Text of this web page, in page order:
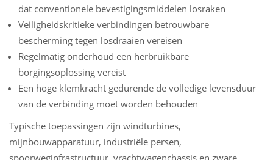
dat conventionele bevestigingsmiddelen losraken
Veiligheidskritieke verbindingen betrouwbare
bescherming tegen losdraaien vereisen
Regelmatig onderhoud een herbruikbare
borgingsoplossing vereist
Een hoge klemkracht gedurende de volledige levensduur
van de verbinding moet worden behouden
Typische toepassingen zijn windturbines,
mijnbouwapparatuur, industriële persen,